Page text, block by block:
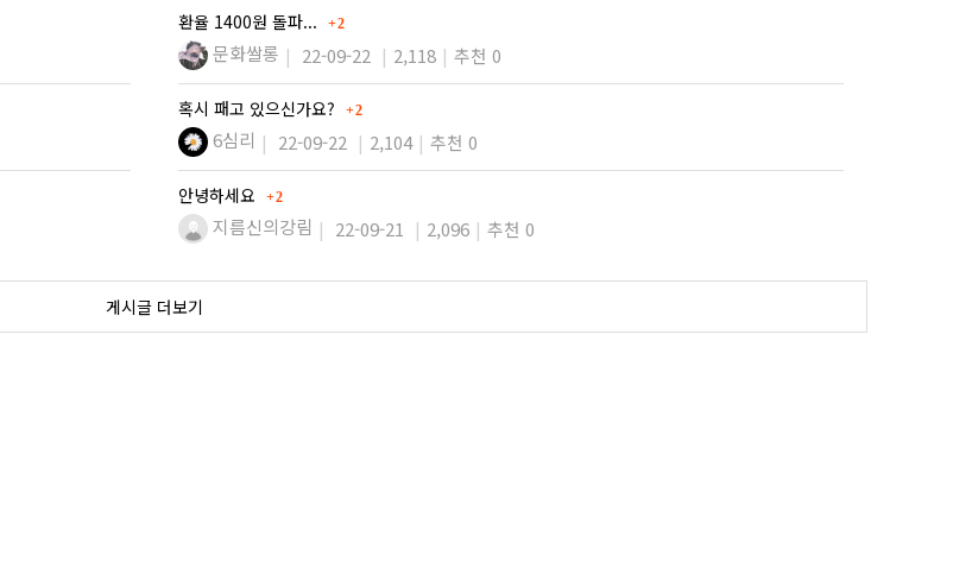
환율 1400원 돌파... 댓글
2
문화쌀롱 22-09-22 2,118 추천 0
혹시 패고 있으신가요? 댓글
2
6심리 22-09-22 2,104 추천 0
안녕하세요 댓글
2
지름신의강림 22-09-21 2,096 추천 0
게시글 더보기